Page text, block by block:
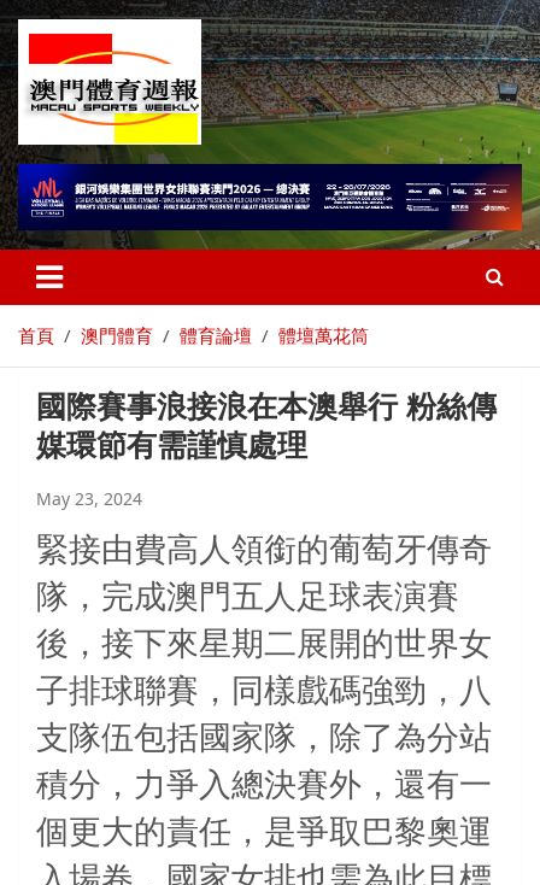
首頁 澳門體育 體育論壇 體壇萬花筒
國際賽事浪接浪在本澳舉行 粉絲傳
媒環節有需謹慎處理
May 23, 2024
緊接由費高人領銜的葡萄牙傳奇
隊，完成澳門五人足球表演賽
後，接下來星期二展開的世界女
子排球聯賽，同樣戲碼強勁，八
支隊伍包括國家隊，除了為分站
積分，力爭入總決賽外，還有一
個更大的責任，是爭取巴黎奧運